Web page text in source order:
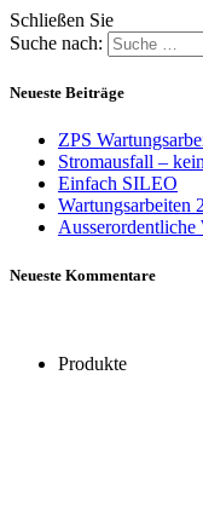
Schließen Sie
Suche nach:
Neueste Beiträge
ZPS
Stromausfall –
Einfach SILEO
Wartungsarbeiten
Ausserordentliche
Neueste Kommentare
Produkte